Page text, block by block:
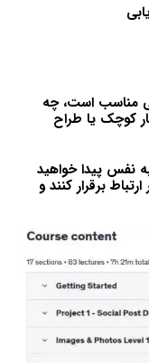
مناسب است، چه
کوچک یا طراح
نفس پیدا خواهید
برقرار کنند و